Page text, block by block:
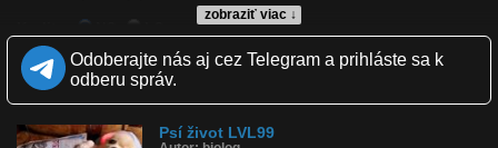
zobraziť viac ↓
Zverejnené: 28.8.2021 12:21
Páči sa: 73% (49 hlasov)
Obľúbené: 10
Komentárov: 21
Kategória: zvieratká
Odoberajte nás aj cez Telegram a prihláste sa k
odberu správ.
Psí život LVL99